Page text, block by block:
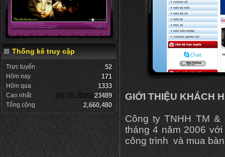
Thống kê truy cập
Trực tuyến 52
Hôm nay 171
Hôm qua 1333
Cao nhất (01.05.2026) 23489
Tổng cộng 2,660,480
GIỚI THIỆU KHÁCH
Công ty TNHH TM
tháng 4 năm 2006
công trình và mua